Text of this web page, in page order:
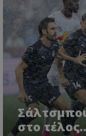
στο